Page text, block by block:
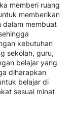
memberi ruang
memberikan
dalam membuat
kebutuhan
sekolah, guru,
belajar yang
diharapkan
belajar di
sesuai minat